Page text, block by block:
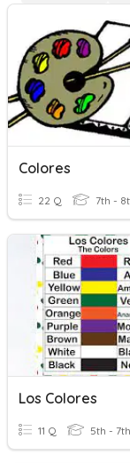
Colores
22 Q 7th -
Los Colores
11 Q 5th - 7th